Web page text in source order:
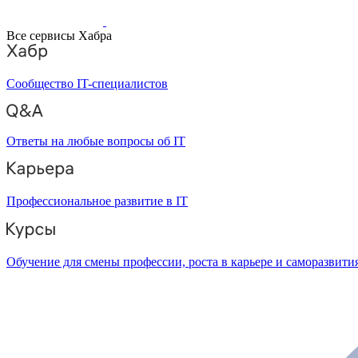
Все сервисы Хабра
Сообщество IT-специалистов
Ответы на любые вопросы об IT
Профессиональное развитие в IT
Обучение для смены профессии, роста в карьере и